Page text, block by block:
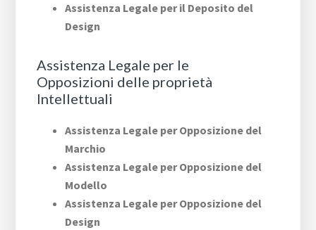
Assistenza Legale per il Deposito del
Design
Assistenza Legale per le
Opposizioni delle proprietà
Intellettuali
Assistenza Legale per Opposizione del
Marchio
Assistenza Legale per Opposizione del
Modello
Assistenza Legale per Opposizione del
Design